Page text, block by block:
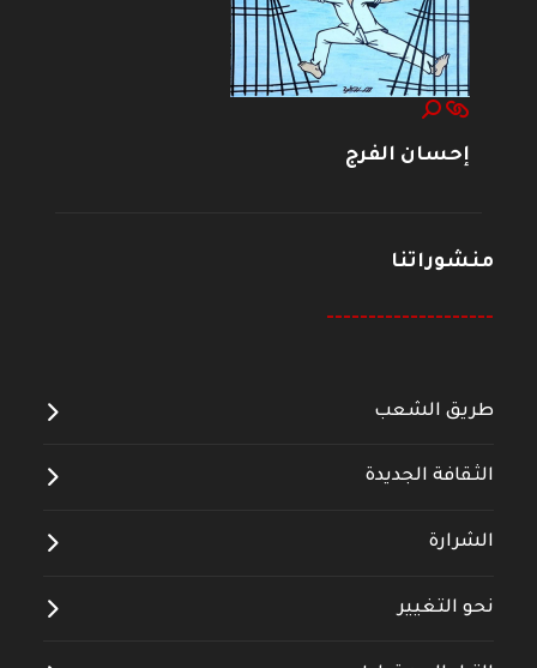
إحسان الفرج
منشوراتنا
--------------------
طريق الشعب
الثقافة الجديدة
الشرارة
نحو التغيير